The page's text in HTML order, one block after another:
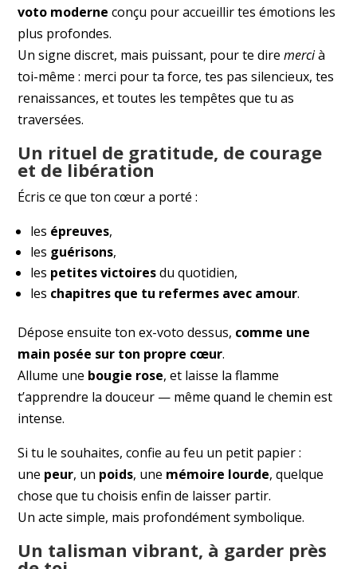
voto moderne conçu pour accueillir tes émotions les
plus profondes.
Un signe discret, mais puissant, pour te diremercià
toi-même : merci pour ta force, tes pas silencieux, tes
renaissances, et toutes les tempêtes que tu as
traversées.
Un rituel de gratitude, de courage
et de libération
Écris ce que ton cœur a porté :
les épreuves,
les guérisons,
les petites victoiresdu quotidien,
les chapitres que tu refermes avec amour.
Dépose ensuite ton ex-voto dessus, comme une
main posée sur ton propre cœur.
Allume une bougie rose, et laisse la flamme
t’apprendre la douceur — même quand le chemin est
intense.
Si tu le souhaites, confie au feu un petit papier :
une peur, un poids, une mémoire lourde, quelque
chose que tu choisis enfin de laisser partir.
Un acte simple, mais profondément symbolique.
Un talisman vibrant, à garder près